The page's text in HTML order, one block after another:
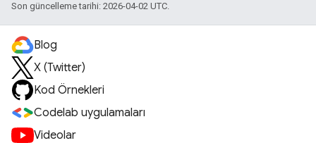
Son güncelleme tarihi: 2026-04-02 UTC.
Blog
X (Twitter)
Kod Örnekleri
Codelab uygulamaları
Videolar